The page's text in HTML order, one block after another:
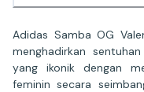
Adidas Samba OG
menghadirkan
yang ikonik dengan
feminin secara